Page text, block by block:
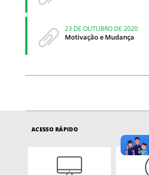
23 DE OUTUBRO DE 2020
Motivação e Mudança
ACESSO RÁPIDO